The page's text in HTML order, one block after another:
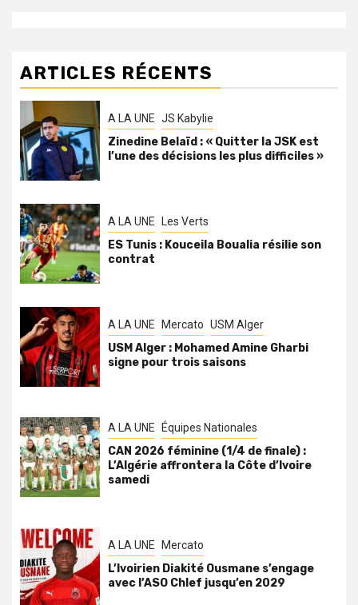
ARTICLES RÉCENTS
A LA UNE JS Kabylie
Zinedine Belaïd : « Quitter la JSK est
l’une des décisions les plus difficiles »
A LA UNE Les Verts
ES Tunis : Kouceila Boualia résilie son
contrat
A LA UNE Mercato USM Alger
USM Alger : Mohamed Amine Gharbi
signe pour trois saisons
A LA UNE Équipes Nationales
CAN 2026 féminine (1/4 de finale) :
L’Algérie affrontera la Côte d’Ivoire
samedi
A LA UNE Mercato
L’Ivoirien Diakité Ousmane s’engage
avec l’ASO Chlef jusqu’en 2029